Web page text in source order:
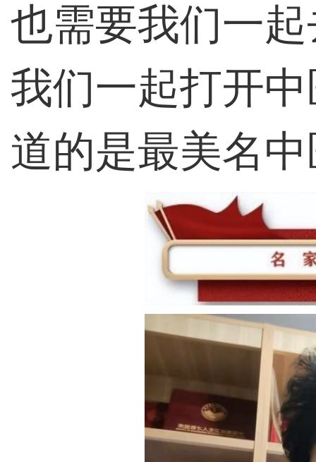
也需要我们一
我们一起打开
道的是最美名